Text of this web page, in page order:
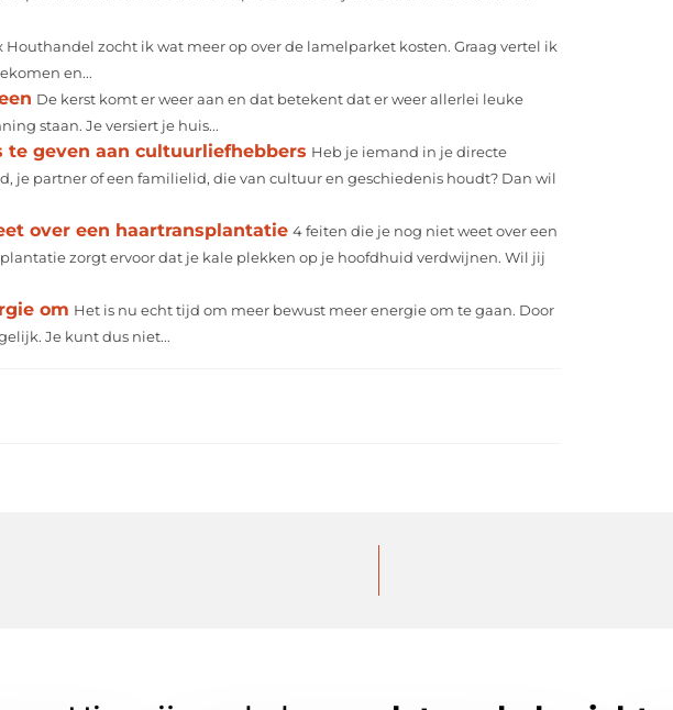
Houthandel zocht ik wat meer op over de lamelparket kosten. Graag vertel ik
en...
De kerst komt er weer aan en dat betekent dat er weer allerlei leuke
staan. Je versiert je huis...
te geven aan cultuurliefhebbers Heb je iemand in je directe
je partner of een familielid, die van cultuur en geschiedenis houdt? Dan wil
over een haartransplantatie 4 feiten die je nog niet weet over een
zorgt ervoor dat je kale plekken op je hoofdhuid verdwijnen. Wil jij
om Het is nu echt tijd om meer bewust meer energie om te gaan. Door
Je kunt dus niet...